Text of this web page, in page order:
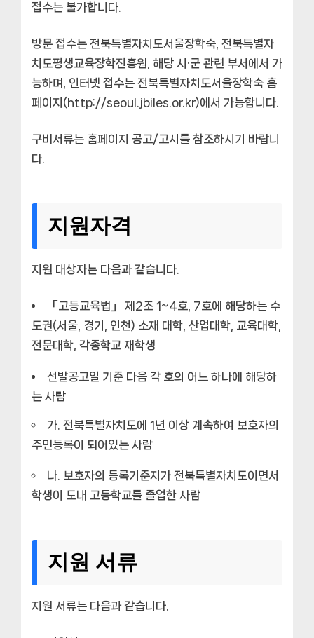
접수는 불가합니다.
방문 접수는 전북특별자치도서울장학숙, 전북특별자
치도평생교육장학진흥원, 해당 시·군 관련 부서에서 가
능하며, 인터넷 접수는 전북특별자치도서울장학숙 홈
페이지(http://seoul.jbiles.or.kr)에서 가능합니다.
구비서류는 홈페이지 공고/고시를 참조하시기 바랍니
다.
지원자격
지원 대상자는 다음과 같습니다.
「고등교육법」 제2조 1~4호, 7호에 해당하는 수
도권(서울, 경기, 인천) 소재 대학, 산업대학, 교육대학,
전문대학, 각종학교 재학생
선발공고일 기준 다음 각 호의 어느 하나에 해당하
는 사람
가. 전북특별자치도에 1년 이상 계속하여 보호자의
주민등록이 되어있는 사람
나. 보호자의 등록기준지가 전북특별자치도이면서
학생이 도내 고등학교를 졸업한 사람
지원 서류
지원 서류는 다음과 같습니다.